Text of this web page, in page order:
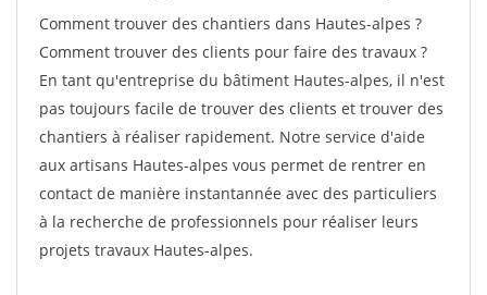
Comment trouver des chantiers dans Hautes-alpes ?
Comment trouver des clients pour faire des travaux ?
En tant qu'entreprise du bâtiment Hautes-alpes, il n'est
pas toujours facile de trouver des clients et trouver des
chantiers à réaliser rapidement. Notre service d'aide
aux artisans Hautes-alpes vous permet de rentrer en
contact de manière instantannée avec des particuliers
à la recherche de professionnels pour réaliser leurs
projets travaux Hautes-alpes.